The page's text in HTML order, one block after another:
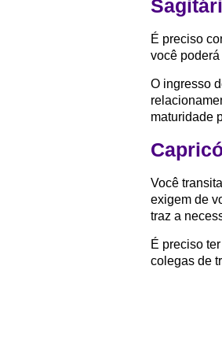
É preciso
você
O ingresso
maturidade
Você
exigem de
traz a
É preciso
colegas de